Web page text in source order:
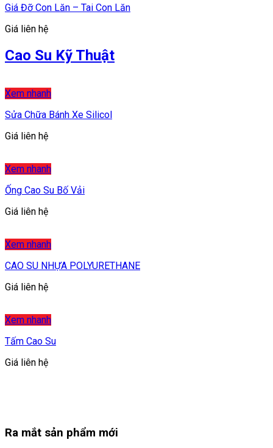
Giá Đỡ Con Lăn – Tai Con Lăn
Giá liên hệ
Cao Su Kỹ Thuật
Xem nhanh
Sửa Chữa Bánh Xe Silicol
Giá liên hệ
Xem nhanh
Ống Cao Su Bố Vải
Giá liên hệ
Xem nhanh
CAO SU NHỰA POLYURETHANE
Giá liên hệ
Xem nhanh
Tấm Cao Su
Giá liên hệ
Ra mắt sản phẩm mới